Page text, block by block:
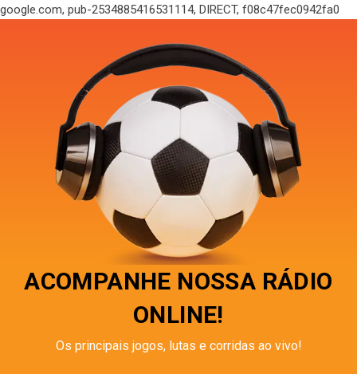
google.com, pub-2534885416531114, DIRECT, f08c47fec0942fa0
ACOMPANHE NOSSA RÁDIO
ONLINE!
Os principais jogos, lutas e corridas ao vivo!